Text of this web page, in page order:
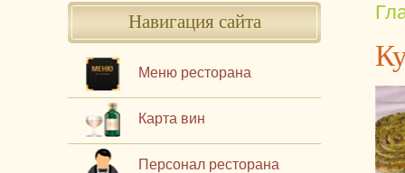
Навигация сайта
Меню ресторана
Карта вин
Персонал ресторана